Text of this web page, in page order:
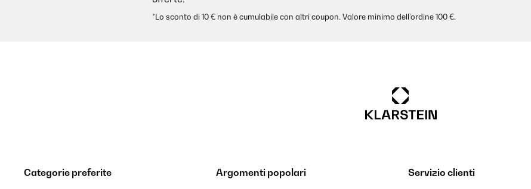
*Lo sconto di 10 € non è cumulabile con altri coupon. Valore minimo dell’ordine 100 €.
Categorie preferite
Argomenti popolari
Servizio clienti